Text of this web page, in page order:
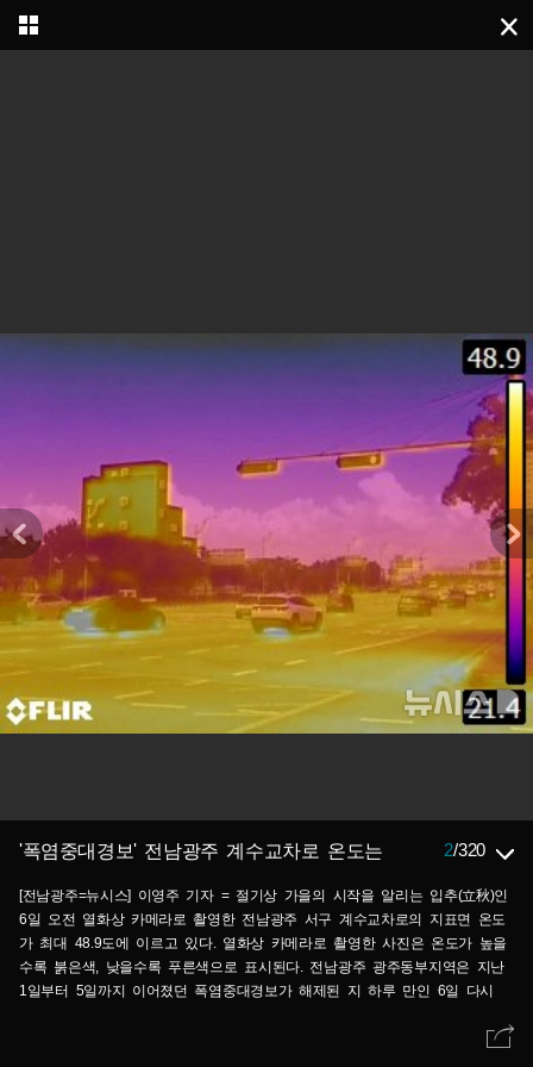
'폭염중대경보' 전남광주 계수교차로 온도는 2/320
[전남광주=뉴시스] 이영주 기자 = 절기상 가을의 시작을 알리는 입추(立秋)인
6일 오전 열화상 카메라로 촬영한 전남광주 서구 계수교차로의 지표면 온도
가 최대 48.9도에 이르고 있다. 열화상 카메라로 촬영한 사진은 온도가 높을
수록 붉은색, 낮을수록 푸른색으로 표시된다. 전남광주 광주동부지역은 지난
1일부터 5일까지 이어졌던 폭염중대경보가 해제된 지 하루 만인 6일 다시